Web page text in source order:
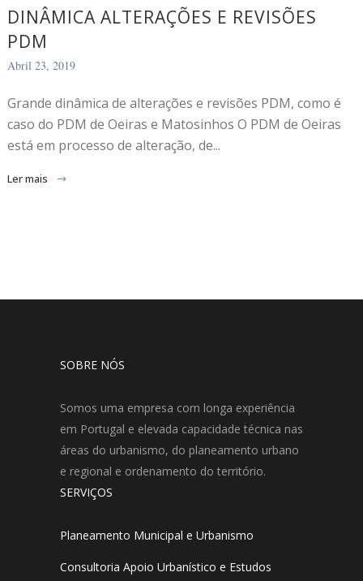
DINÂMICA ALTERAÇÕES E REVISÕES
PDM
Abril 23, 2019
Grande dinâmica de alterações e revisões PDM, como é
caso do PDM de Oeiras e Matosinhos O PDM de Oeiras
está em processo de alteração, de...
Ler mais
SOBRE NÓS
Somos uma empresa com longa experiência
em Portugal e elevada capacidade técnica nas
áreas do urbanismo, do planeamento urbano
e regional e ordenamento do território.
SERVIÇOS
Planeamento Municipal e Urbanismo
Consultoria Apoio Urbanístico e Estudos